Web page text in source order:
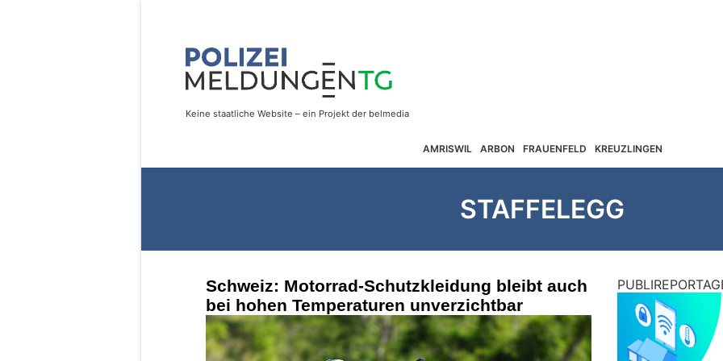
AMRISWIL ARBON FRAUENFELD KREUZLINGEN
STAFFELEGG
Schweiz: Motorrad-Schutzkleidung bleibt auch
bei hohen Temperaturen unverzichtbar